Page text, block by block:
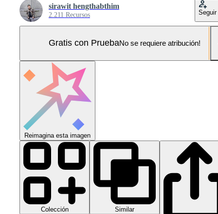
sirawit hengthabthim
2.211 Recursos Seguir
Gratis con PruebaNo se requiere atribución!
Reimagina esta imagen
Colección Similar